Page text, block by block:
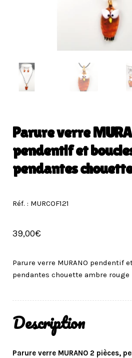
Parure verre
pendentif et
pendantes
Réf. : MURCOF121
39,00€
Parure verre MURANO pendentif
pendantes chouette ambre rouge
Description
Parure verre MURANO 2 pièces,